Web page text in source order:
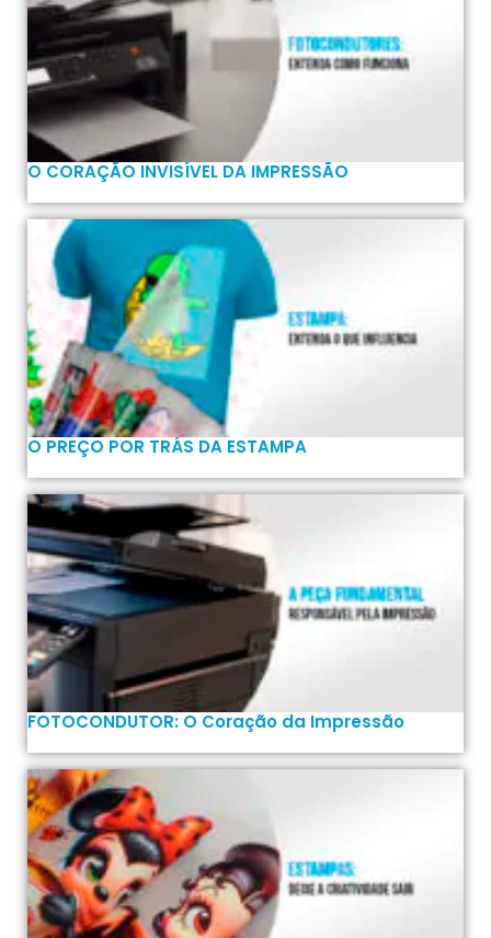
O CORAÇÃO INVISÍVEL DA IMPRESSÃO
O PREÇO POR TRÁS DA ESTAMPA
FOTOCONDUTOR: O Coração da Impressão